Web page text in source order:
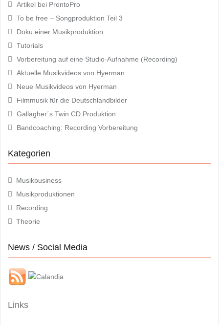
Artikel bei ProntoPro
To be free – Songproduktion Teil 3
Doku einer Musikproduktion
Tutorials
Vorbereitung auf eine Studio-Aufnahme (Recording)
Aktuelle Musikvideos von Hyerman
Neue Musikvideos von Hyerman
Filmmusik für die Deutschlandbilder
Gallagher´s Twin CD Produktion
Bandcoaching: Recording Vorbereitung
Kategorien
Musikbusiness
Musikproduktionen
Recording
Theorie
News / Social Media
Links